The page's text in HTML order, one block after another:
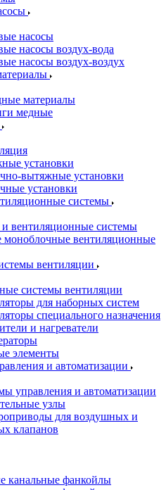
насосы
насосы воздух-вода
насосы воздух-воздух
материалы
медные
установки
вытяжные установки
установки
системы
вентиляционные системы
моноблочные вентиляционные
вентиляции
системы вентиляции
для наборных систем
специального назначения
и нагреватели
элементы
и автоматизации
управления и автоматизации
узлы
для воздушных и
клапанов
канальные фанкойлы